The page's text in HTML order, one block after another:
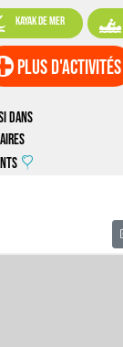
kayak de mer 
plus d'activités
dans